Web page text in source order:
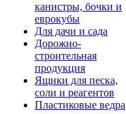
канистры, бочки и
еврокубы
Для дачи и сада
Дорожно-
строительная
продукция
Ящики для песка,
соли и реагентов
Пластиковые ведра